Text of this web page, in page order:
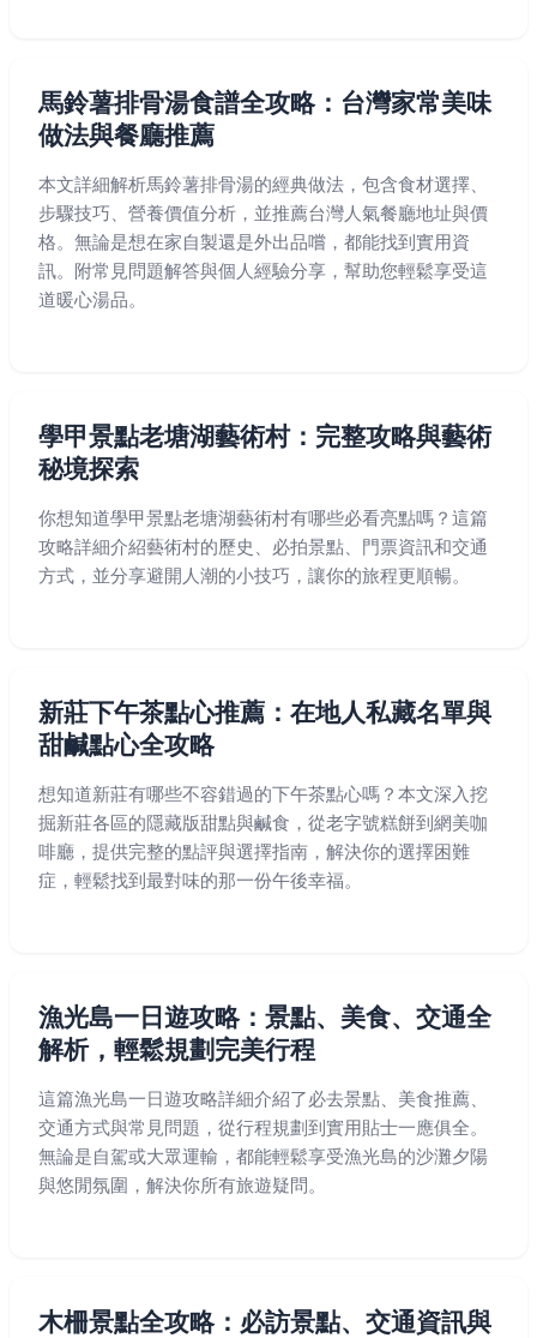
馬鈴薯排骨湯食譜全攻略：台灣家常美味
做法與餐廳推薦
本文詳細解析馬鈴薯排骨湯的經典做法，包含食材選擇、
步驟技巧、營養價值分析，並推薦台灣人氣餐廳地址與價
格。無論是想在家自製還是外出品嚐，都能找到實用資
訊。附常見問題解答與個人經驗分享，幫助您輕鬆享受這
道暖心湯品。
學甲景點老塘湖藝術村：完整攻略與藝術
秘境探索
你想知道學甲景點老塘湖藝術村有哪些必看亮點嗎？這篇
攻略詳細介紹藝術村的歷史、必拍景點、門票資訊和交通
方式，並分享避開人潮的小技巧，讓你的旅程更順暢。
新莊下午茶點心推薦：在地人私藏名單與
甜鹹點心全攻略
想知道新莊有哪些不容錯過的下午茶點心嗎？本文深入挖
掘新莊各區的隱藏版甜點與鹹食，從老字號糕餅到網美咖
啡廳，提供完整的點評與選擇指南，解決你的選擇困難
症，輕鬆找到最對味的那一份午後幸福。
漁光島一日遊攻略：景點、美食、交通全
解析，輕鬆規劃完美行程
這篇漁光島一日遊攻略詳細介紹了必去景點、美食推薦、
交通方式與常見問題，從行程規劃到實用貼士一應俱全。
無論是自駕或大眾運輸，都能輕鬆享受漁光島的沙灘夕陽
與悠閒氛圍，解決你所有旅遊疑問。
木柵景點全攻略：必訪景點、交通資訊與